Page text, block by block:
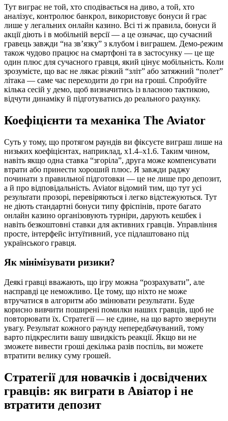
Тут виграє не той, хто сподівається на диво, а той, хто
аналізує, контролює банкрол, використовує бонуси й грає
лише у легальних онлайн казино. Всі ті ж правила, бонуси й
акції діють і в мобільній версії — а це означає, що сучасний
гравець завжди “на зв’язку” з клубом і виграшем. Демо-режим
також чудово працює на смартфоні та в застосунку — це ще
один плюс для сучасного гравця, який цінує мобільність. Коли
зрозумієте, що вас не лякає різкий “зліт” або затяжний “полет”
літака — саме час переходити до гри на гроші. Спробуйте
кілька сесій у демо, щоб визначитись із власною тактикою,
відчути динаміку й підготуватись до реального рахунку.
Коефіцієнти та механіка The Aviator
Суть у тому, що протягом раундів ви фіксуєте виграш лише на
низьких коефіцієнтах, наприклад, х1.4–х1.6. Таким чином,
навіть якщо одна ставка “згоріла”, друга може компенсувати
втрати або принести хороший плюс. Я завжди раджу
починати з правильної підготовки — це не лише про депозит,
а й про відповідальність. Aviator відомий тим, що тут усі
результати прозорі, перевіряються і легко відстежуються. Тут
не діють стандартні бонуси типу фріспінів, проте багато
онлайн казино організовують турніри, дарують кешбек і
навіть безкоштовні ставки для активних гравців. Управління
просте, інтерфейс інтуїтивний, усе підлаштовано під
українського гравця.
Як мінімізувати ризики?
Деякі гравці вважають, що ігру можна “розрахувати”, але
насправді це неможливо. Це тому, що ніхто не може
втручатися в алгоритм або змінювати результати. Буде
корисно вивчити поширені помилки наших гравців, щоб не
повторювати їх. Стратегії — не єдине, на що варто звернути
увагу. Результат кожного раунду непередбачуваний, тому
варто підкреслити вашу швидкість реакції. Якщо ви не
зможете вивести гроші декілька разів поспіль, ви можете
втратити велику суму грошей.
Стратегії для новачків і досвідчених
гравців: як виграти в Авіатор і не
втратити депозит